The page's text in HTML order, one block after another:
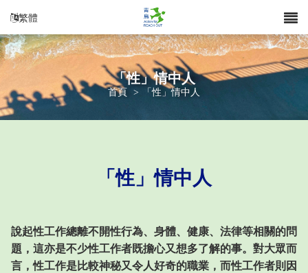
繁體
「性」情中人
首頁 > 「性」情中人
「性」情中人
說起性工作總離不開性行為、身體、健康、法律等相關的問
題，這亦是不少性工作者既擔心又想多了解的事。對大眾而
言，性工作是比較神秘又令人好奇的職業，而性工作者則因